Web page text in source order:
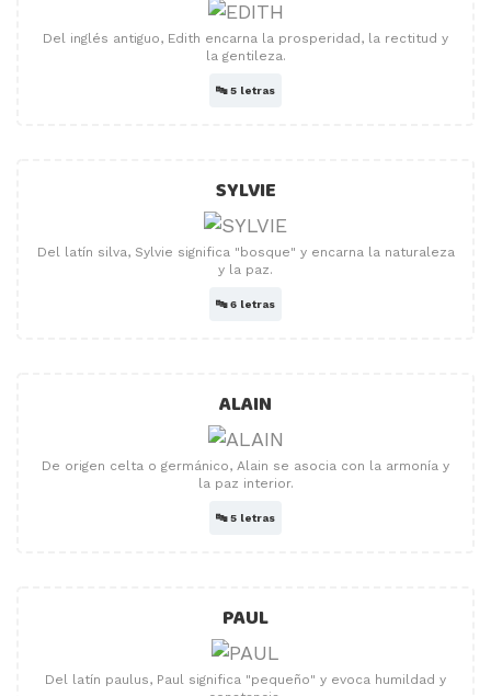
Del inglés antiguo, Edith encarna la prosperidad, la rectitud y
la gentileza.
🔤5 letras
SYLVIE
Del latín silva, Sylvie significa "bosque" y encarna la naturaleza
y la paz.
🔤6 letras
ALAIN
De origen celta o germánico, Alain se asocia con la armonía y
la paz interior.
🔤5 letras
PAUL
Del latín paulus, Paul significa "pequeño" y evoca humildad y